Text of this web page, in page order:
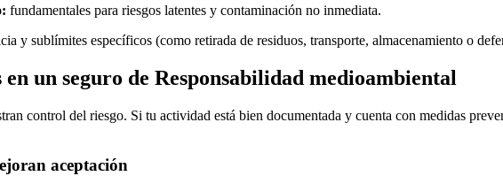
fundamentales para riesgos latentes y contaminación no inmediata.
y sublímites específicos (como retirada de residuos, transporte, almacenamiento o
un seguro de Responsabilidad medioambiental
control del riesgo. Si tu actividad está bien documentada y cuenta con medidas
aceptación